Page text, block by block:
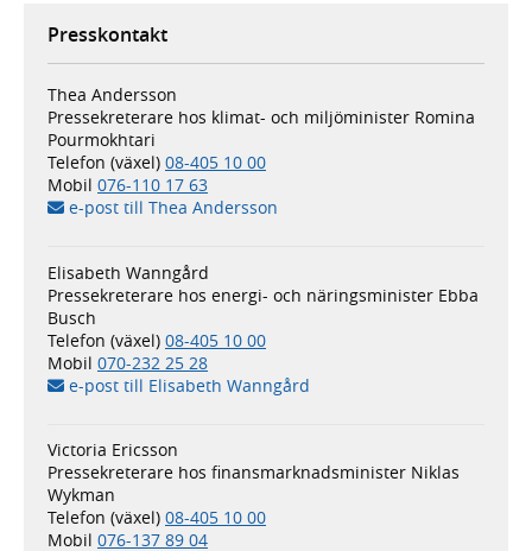
Presskontakt
Thea Andersson
Pressekreterare hos klimat- och miljöminister Romina
Pourmokhtari
Telefon (växel) 08-405 10 00
Mobil 076-110 17 63
e-post till Thea Andersson
Elisabeth Wanngård
Pressekreterare hos energi- och näringsminister Ebba
Busch
Telefon (växel) 08-405 10 00
Mobil 070-232 25 28
e-post till Elisabeth Wanngård
Victoria Ericsson
Pressekreterare hos finansmarknadsminister Niklas
Wykman
Telefon (växel) 08-405 10 00
Mobil 076-137 89 04